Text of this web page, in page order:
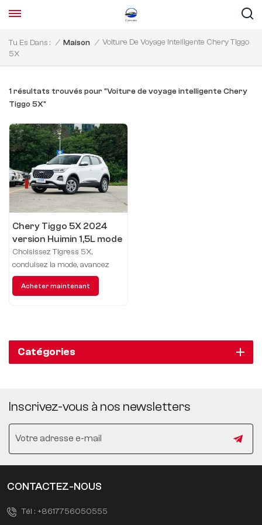
Tu Es Dans : / Maison / Voiture De Voyage Intelligente Chery Tiggo
5X
1 résultats trouvés pour "Voiture de voyage intelligente Chery
Tiggo 5X"
Chery Tiggo 5X 2024
version Huimin 1,5L mode
manuelle
Choisissez Tigress 5X,
conduisez la mode, avancez
judicieusement !
Acheter maintenant
Catégories
Inscrivez-vous à nos newsletters
CONTACTEZ-NOUS
Tél : +8617756050555